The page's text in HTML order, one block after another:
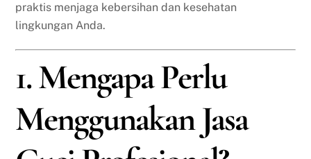
praktis menjaga kebersihan dan kesehatan
lingkungan Anda.
1. Mengapa Perlu
Menggunakan Jasa